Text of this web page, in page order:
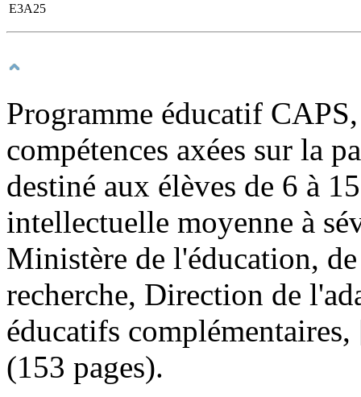
E3A25
Programme éducatif
compétences axées sur la
destiné aux élèves de 6 à
intellectuelle moyenne à
Ministère de l'éducation,
recherche, Direction de
éducatifs
(153 pages).